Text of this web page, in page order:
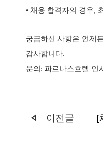
• 채용 합격자의 경우,
궁금하신 사항은 언제
감사합니다.
문의: 파르나스호텔 인
이전글